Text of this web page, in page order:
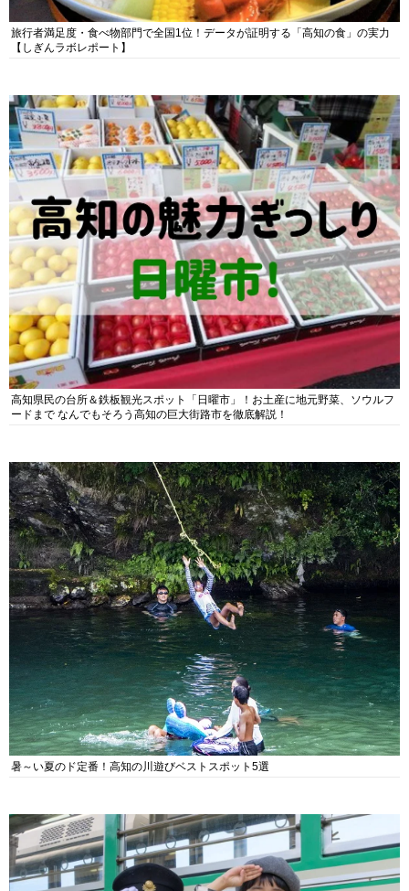
旅行者満足度・食べ物部門で全国1位！データが証明する「高知の食」の実力
【しぎんラボレポート】
高知県民の台所＆鉄板観光スポット「日曜市」！お土産に地元野菜、ソウルフ
ードまで なんでもそろう高知の巨大街路市を徹底解説！
暑～い夏のド定番！高知の川遊びベストスポット5選